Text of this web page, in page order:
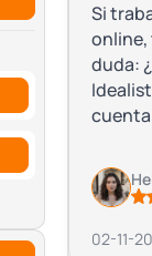
Si
online,
duda:
cuenta
02-11-